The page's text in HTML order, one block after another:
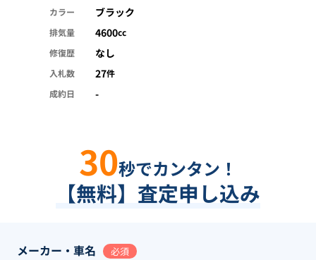
カラー
ブラック
排気量 4600cc
修復歴
なし
入札数 27件
成約日
-
30秒でカンタン！
【無料】査定申し込み
メーカー・車名 必須